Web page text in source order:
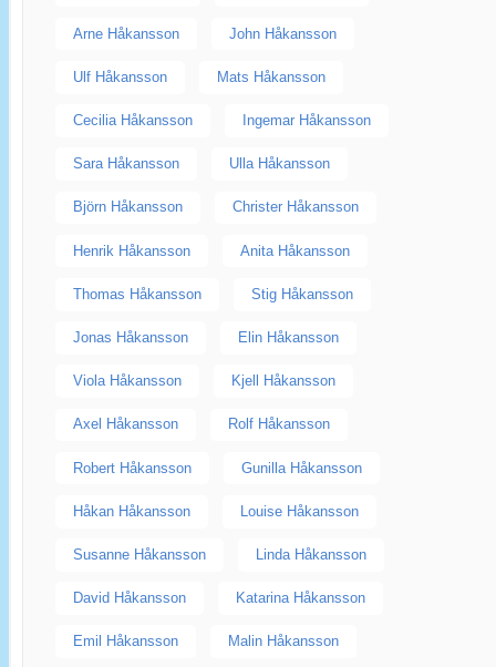
Arne Håkansson John Håkansson
Ulf Håkansson Mats Håkansson
Cecilia Håkansson Ingemar Håkansson
Sara Håkansson Ulla Håkansson
Björn Håkansson Christer Håkansson
Henrik Håkansson Anita Håkansson
Thomas Håkansson Stig Håkansson
Jonas Håkansson Elin Håkansson
Viola Håkansson Kjell Håkansson
Axel Håkansson Rolf Håkansson
Robert Håkansson Gunilla Håkansson
Håkan Håkansson Louise Håkansson
Susanne Håkansson Linda Håkansson
David Håkansson Katarina Håkansson
Emil Håkansson Malin Håkansson